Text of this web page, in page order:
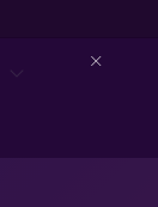
Close